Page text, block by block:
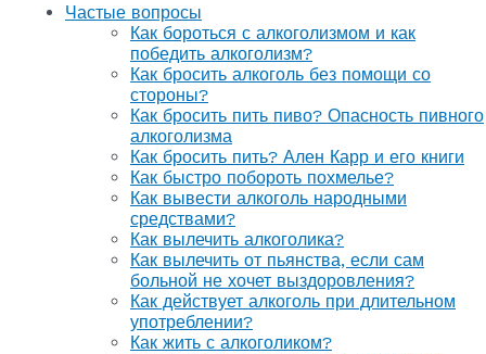
Частые вопросы
Как бороться с алкоголизмом и как
победить алкоголизм?
Как бросить алкоголь без помощи со
стороны?
Как бросить пить пиво? Опасность пивного
алкоголизма
Как бросить пить? Ален Карр и его книги
Как быстро побороть похмелье?
Как вывести алкоголь народными
средствами?
Как вылечить алкоголика?
Как вылечить от пьянства, если сам
больной не хочет выздоровления?
Как действует алкоголь при длительном
употреблении?
Как жить с алкоголиком?